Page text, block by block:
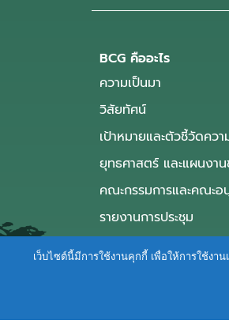
BCG คืออะไร
ความเป็นมา
วิสัยทัศน์
เป้าหมายและตัวชี้วัดควา
ยุทธศาสตร์ และแผนงา
คณะกรรมการและคณะอ
รายงานการประชุม
เว็บไซต์นี้มีการใช้งานคุกกี้ เพื่อให้การใช้ง